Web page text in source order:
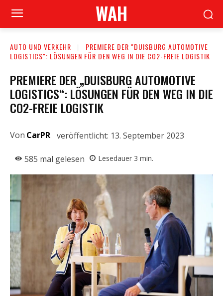
WAH
AUTO UND VERKEHR
PREMIERE DER "DUISBURG AUTOMOTIVE
LOGISTICS": LÖSUNGEN FÜR DEN WEG IN DIE CO2-FREIE LOGISTIK
PREMIERE DER „DUISBURG AUTOMOTIVE
LOGISTICS“: LÖSUNGEN FÜR DEN WEG IN DIE
CO2-FREIE LOGISTIK
Von CarPR veröffentlicht: 13. September 2023
585 mal gelesen Lesedauer 3 min.